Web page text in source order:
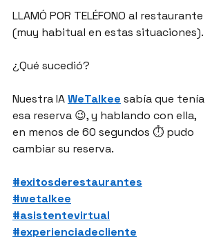
LLAMÓ POR TELÉFONO al restaurante
(muy habitual en estas situaciones).
¿Qué sucedió?
Nuestra IA WeTalkee sabía que tenía
esa reserva 😉, y hablando con ella,
en menos de 60 segundos ⏱️ pudo
cambiar su reserva.
#exitosderestaurantes
#wetalkee
#asistentevirtual
#experienciadecliente